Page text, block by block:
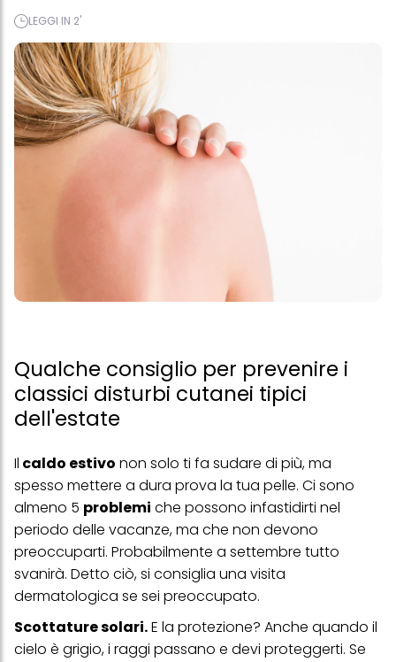
LEGGI IN 2'
Qualche consiglio per prevenire i
classici disturbi cutanei tipici
dell'estate
Il caldo estivo non solo ti fa sudare di più, ma
spesso mettere a dura prova la tua pelle. Ci sono
almeno 5 problemi che possono infastidirti nel
periodo delle vacanze, ma che non devono
preoccuparti. Probabilmente a settembre tutto
svanirà. Detto ciò, si consiglia una visita
dermatologica se sei preoccupato.
Scottature solari.E la protezione? Anche quando il
cielo è grigio, i raggi passano e devi proteggerti. Se